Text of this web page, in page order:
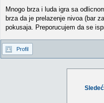
Mnogo brza i luda igra sa
brza da je prelazenje nivoa (bar
pokusaja. Preporucujem da se
Profil